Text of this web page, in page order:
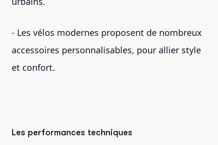
- Les vélos modernes proposent de nombreux
accessoires personnalisables, pour allier style
et confort.
Les performances techniques